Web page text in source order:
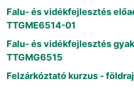
Falu- és vidékfejlesztés
TTGME6514-01
Falu- és vidékfejlesztés
TTGMG6515
Felzárkóztató kurzus -